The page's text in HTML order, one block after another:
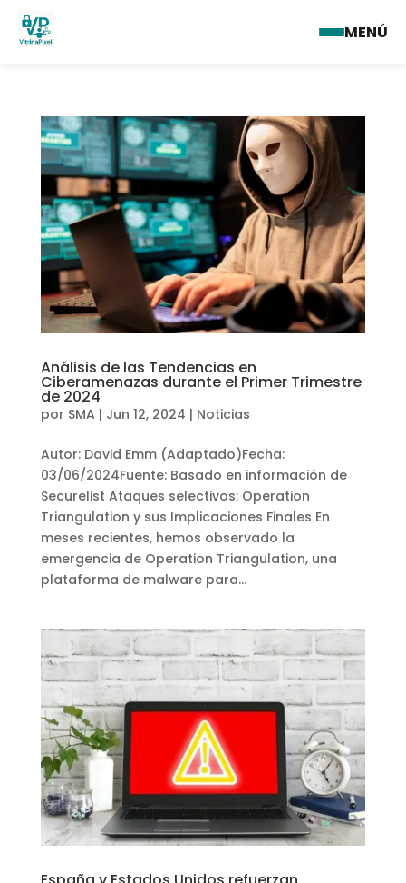
MENÚ
Análisis de las Tendencias en
Ciberamenazas durante el Primer Trimestre
de 2024
por SMA | Jun 12, 2024 | Noticias
Autor: David Emm (Adaptado)Fecha:
03/06/2024Fuente: Basado en información de
Securelist Ataques selectivos: Operation
Triangulation y sus Implicaciones Finales En
meses recientes, hemos observado la
emergencia de Operation Triangulation, una
plataforma de malware para...